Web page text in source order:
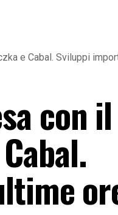
e Cabal. Sviluppi
con il